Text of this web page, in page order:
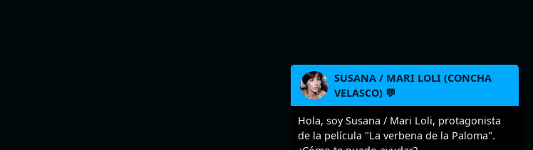
SUSANA / MARI LOLI (CONCHA
VELASCO) 💬
Hola, soy Susana / Mari Loli, protagonista
de la película "La verbena de la Paloma".